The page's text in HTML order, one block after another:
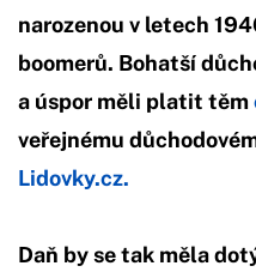
narozenou v letech
boomerů. Bohatší
a úspor měli platit těm
veřejnému
Lidovky.cz.
Daň by se tak měla